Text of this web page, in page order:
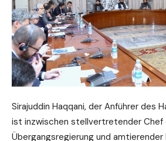
Sirajuddin Haqqani, der Anführer des
ist inzwischen stellvertretender Chef
Übergangsregierung und amtierender